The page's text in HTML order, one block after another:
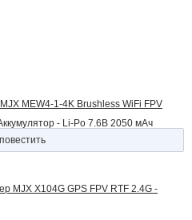
MEW4-1-4K Brushless WiFi FPV
- Li-Po 7.6В 2050 мАч